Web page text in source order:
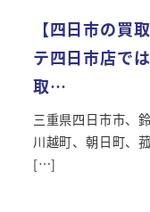
【四日市の買
テ四日市店で
取…
三重県四日市市、
川越町、朝日町、
[…]